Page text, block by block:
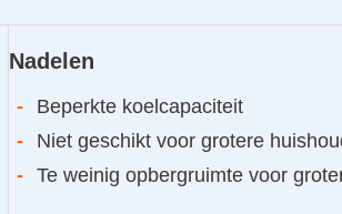
Nadelen
-
Beperkte koelcapaciteit
-
Niet geschikt voor grotere
-
Te weinig opbergruimte voor